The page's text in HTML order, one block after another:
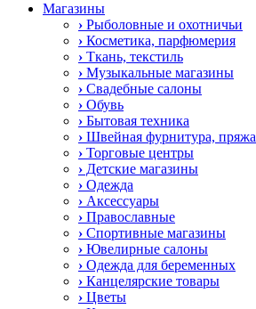
Магазины
› Рыболовные и охотничьи
› Косметика, парфюмерия
› Ткань, текстиль
› Музыкальные магазины
› Свадебные салоны
› Обувь
› Бытовая техника
› Швейная фурнитура, пряжа
› Торговые центры
› Детские магазины
› Одежда
› Аксессуары
› Православные
› Спортивные магазины
› Ювелирные салоны
› Одежда для беременных
› Канцелярские товары
› Цветы